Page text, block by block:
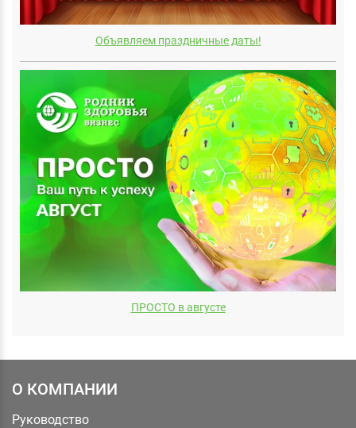
Объявляем праздничные даты!
ПРОСТО в августе
О КОМПАНИИ
Руководство